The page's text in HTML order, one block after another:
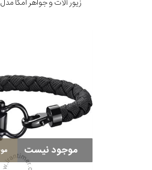
موجود نیست